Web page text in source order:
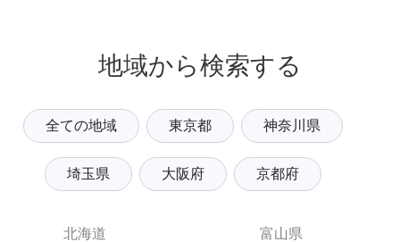
地域から検索する
全ての地域 東京都 神奈川県
埼玉県 大阪府 京都府
北海道
富山県